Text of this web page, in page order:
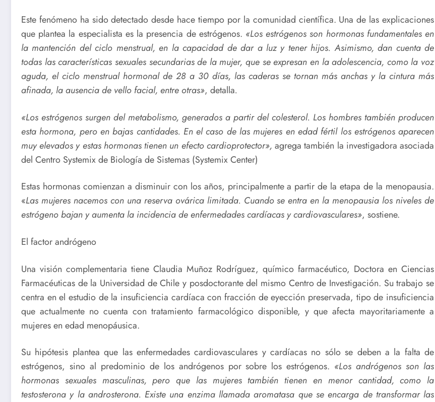
Este fenómeno ha sido detectado desde hace tiempo por la comunidad científica. Una de las explicaciones
que plantea la especialista es la presencia de estrógenos. «Los estrógenos son hormonas fundamentales en
la mantención del ciclo menstrual, en la capacidad de dar a luz y tener hijos. Asimismo, dan cuenta de
todas las características sexuales secundarias de la mujer, que se expresan en la adolescencia, como la voz
aguda, el ciclo menstrual hormonal de 28 a 30 días, las caderas se tornan más anchas y la cintura más
afinada, la ausencia de vello facial, entre otras», detalla.
«Los estrógenos surgen del metabolismo, generados a partir del colesterol. Los hombres también producen
esta hormona, pero en bajas cantidades. En el caso de las mujeres en edad fértil los estrógenos aparecen
muy elevados y estas hormonas tienen un efecto cardioprotector», agrega también la investigadora asociada
del Centro Systemix de Biología de Sistemas (Systemix Center)
Estas hormonas comienzan a disminuir con los años, principalmente a partir de la etapa de la menopausia.
«Las mujeres nacemos con una reserva ovárica limitada. Cuando se entra en la menopausia los niveles de
estrógeno bajan y aumenta la incidencia de enfermedades cardíacas y cardiovasculares», sostiene.
El factor andrógeno
Una visión complementaria tiene Claudia Muñoz Rodríguez, químico farmacéutico, Doctora en Ciencias
Farmacéuticas de la Universidad de Chile y posdoctorante del mismo Centro de Investigación. Su trabajo se
centra en el estudio de la insuficiencia cardíaca con fracción de eyección preservada, tipo de insuficiencia
que actualmente no cuenta con tratamiento farmacológico disponible, y que afecta mayoritariamente a
mujeres en edad menopáusica.
Su hipótesis plantea que las enfermedades cardiovasculares y cardíacas no sólo se deben a la falta de
estrógenos, sino al predominio de los andrógenos por sobre los estrógenos. «Los andrógenos son las
hormonas sexuales masculinas, pero que las mujeres también tienen en menor cantidad, como la
testosterona y la androsterona. Existe una enzima llamada aromatasa que se encarga de transformar las